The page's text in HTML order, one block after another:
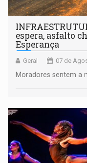
espera, asfalto
Esperança
Geral 07 de
Moradores sentem a